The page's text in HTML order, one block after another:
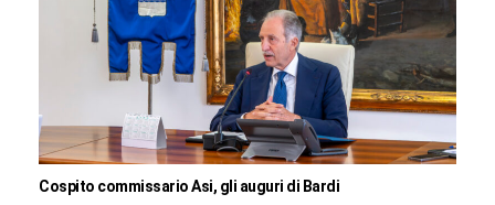
Cospito commissario Asi, gli auguri di Bardi